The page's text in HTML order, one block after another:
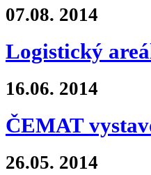
07.08. 2014
Logistický
16.06. 2014
ČEMAT
26.05. 2014